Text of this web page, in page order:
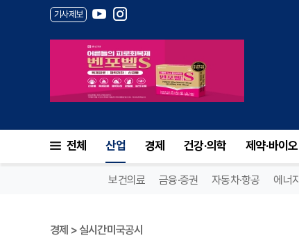
기사제보
전체 산업 경제 건강·의학 제약·바이오
보건의료 금융·증권 자동차·항공 에너지
경제 > 실시간미국공시